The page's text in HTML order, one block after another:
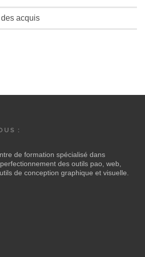
acquis
:
de formation spécialisé dans
des outils pao, web,
de conception graphique et visuelle.